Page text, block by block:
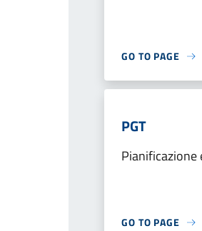
GO TO PAGE
PGT
Pianificazione
GO TO PAGE